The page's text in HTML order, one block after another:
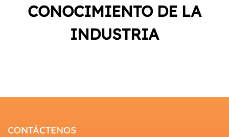
CONOCIMIENTO DE LA
INDUSTRIA
CONTÁCTENOS